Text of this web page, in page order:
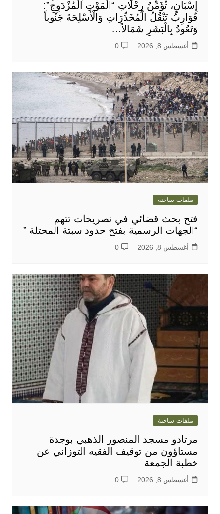
إِسْبَانٍ، تُؤَمِّنُ رِحْلَاتِ “الْمَوْتِ الْمُزْدَوِجِ”:
قَوَارِبُ تَنْقُلُ الْمُخَدِّرَاتِ وَالْأَسْلِحَةَ جَنُوباً
وَتَعُودُ بِالْبَشَرِ شَمَالاً…
أغسطس 8, 2026 0
ملفات ساخنة
فتح بحث قضائي في تصريحات تتهم
“الجهات الرسمية بفتح حدود سبتة المحتلة ”
أغسطس 8, 2026 0
ملفات ساخنة
مرتادو مسجد المنصور الذهبي بوجدة
مستاؤون من توقيف الفقيه التوزاني عن
خطبة الجمعة
أغسطس 8, 2026 0